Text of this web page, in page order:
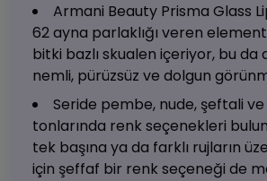
Armani Beauty Prisma Glass
62 ayna parlaklığı veren
bitki bazlı skualen içeriyor, bu da
nemli, pürüzsüz ve dolgun
Seride pembe, nude, şeftali
tonlarında renk seçenekleri
tek başına ya da farklı rujların
için şeffaf bir renk seçeneği de